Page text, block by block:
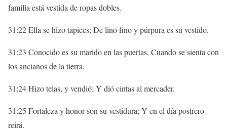
familia está vestida de ropas dobles.
31:22 Ella se hizo tapices; De lino fino y púrpura es su vestido.
31:23 Conocido es su marido en las puertas, Cuando se sienta con
los ancianos de la tierra.
31:24 Hizo telas, y vendió; Y dió cintas al mercader.
31:25 Fortaleza y honor son su vestidura; Y en el día postrero
reirá.